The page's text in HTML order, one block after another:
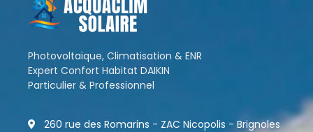
Photovoltaïque, Climatisation & ENR
Expert Confort Habitat DAIKIN
Particulier & Professionnel
260 rue des Romarins - ZAC Nicopolis - Brignoles